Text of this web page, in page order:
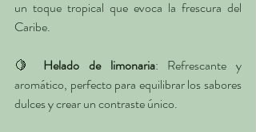
un toque tropical que evoca la frescura del
Caribe.
🍋 Helado de limonaria: Refrescante y
aromático, perfecto para equilibrar los sabores
dulces y crear un contraste único.